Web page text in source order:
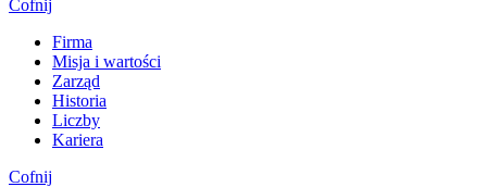
Cofnij
Firma
Misja i wartości
Zarząd
Historia
Liczby
Kariera
Cofnij